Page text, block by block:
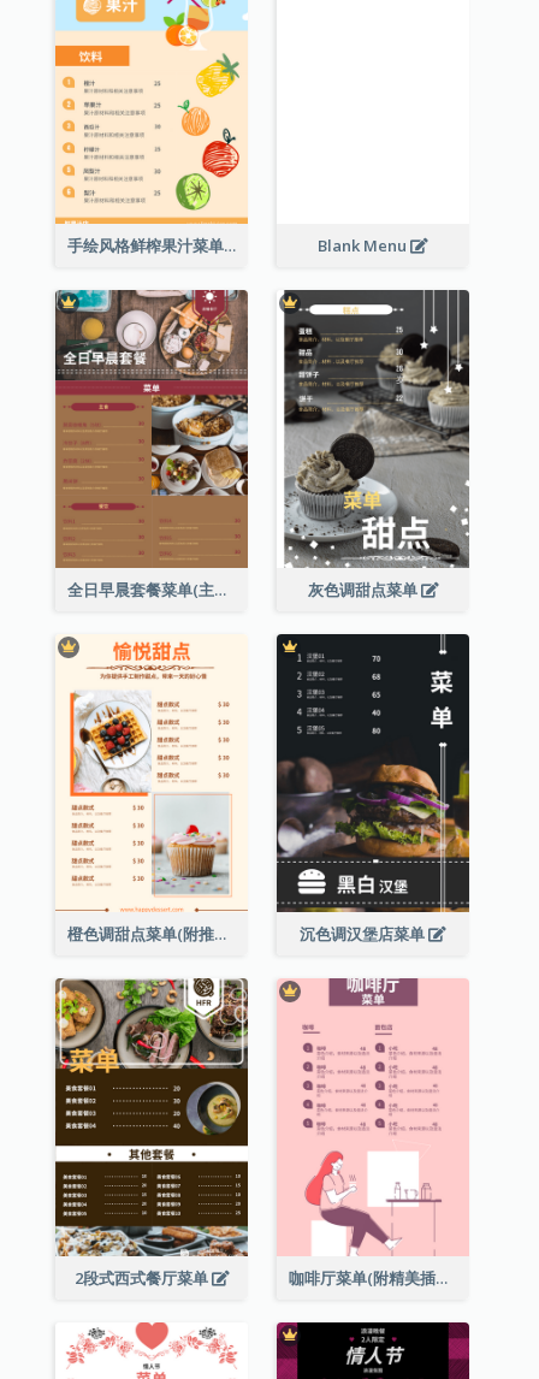
手绘风格鲜榨果汁菜单 Blank Menu
全日早晨套餐菜单(主食及餐饮) 灰色调甜点菜单
橙色调甜点菜单(附推荐款式图片) 沉色调汉堡店菜单
2段式西式餐厅菜单 咖啡厅菜单(附精美插图)